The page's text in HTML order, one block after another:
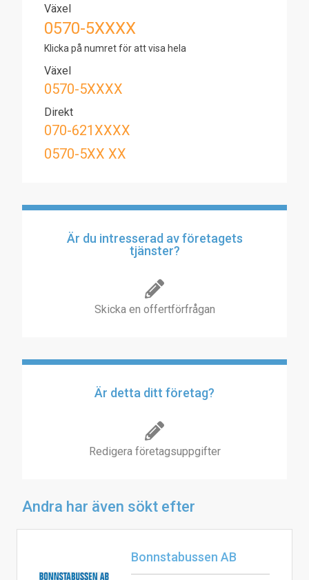
Växel
0570-5XXXX
Klicka på numret för att visa hela
Växel
0570-5XXXX
Direkt
070-621XXXX
0570-5XX XX
Är du intresserad av företagets
tjänster?
Skicka en offertförfrågan
Är detta ditt företag?
Redigera företagsuppgifter
Andra har även sökt efter
Bonnstabussen AB